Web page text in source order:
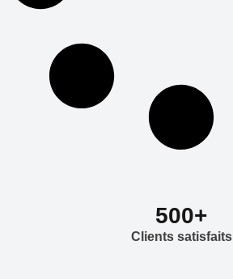
500+
Clients satisfaits